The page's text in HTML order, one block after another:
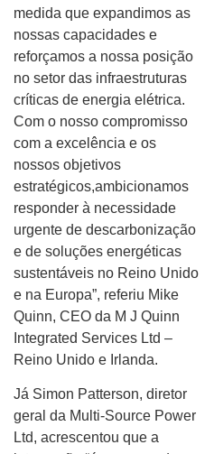
medida que expandimos as
nossas capacidades e
reforçamos a nossa posição
no setor das infraestruturas
críticas de energia elétrica.
Com o nosso compromisso
com a excelência e os
nossos objetivos
estratégicos,ambicionamos
responder à necessidade
urgente de descarbonização
e de soluções energéticas
sustentáveis no Reino Unido
e na Europa”, referiu Mike
Quinn, CEO da M J Quinn
Integrated Services Ltd –
Reino Unido e Irlanda.
Já Simon Patterson, diretor
geral da Multi-Source Power
Ltd, acrescentou que a